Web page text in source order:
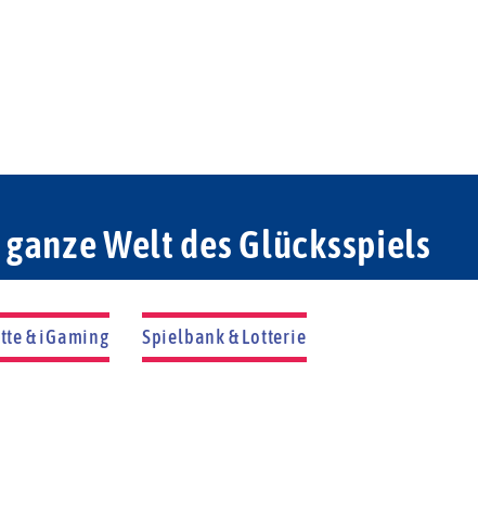
Welt des Glücksspiels
& iGaming Spielbank & Lotterie